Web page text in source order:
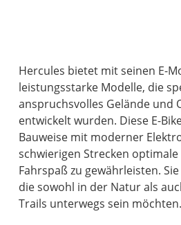
Hercules bietet mit seinen E-
leistungsstarke Modelle, die
anspruchsvolles Gelände und
entwickelt wurden. Diese E-
Bauweise mit moderner
schwierigen Strecken
Fahrspaß zu gewährleisten.
die sowohl in der Natur als
Trails unterwegs sein möchten.